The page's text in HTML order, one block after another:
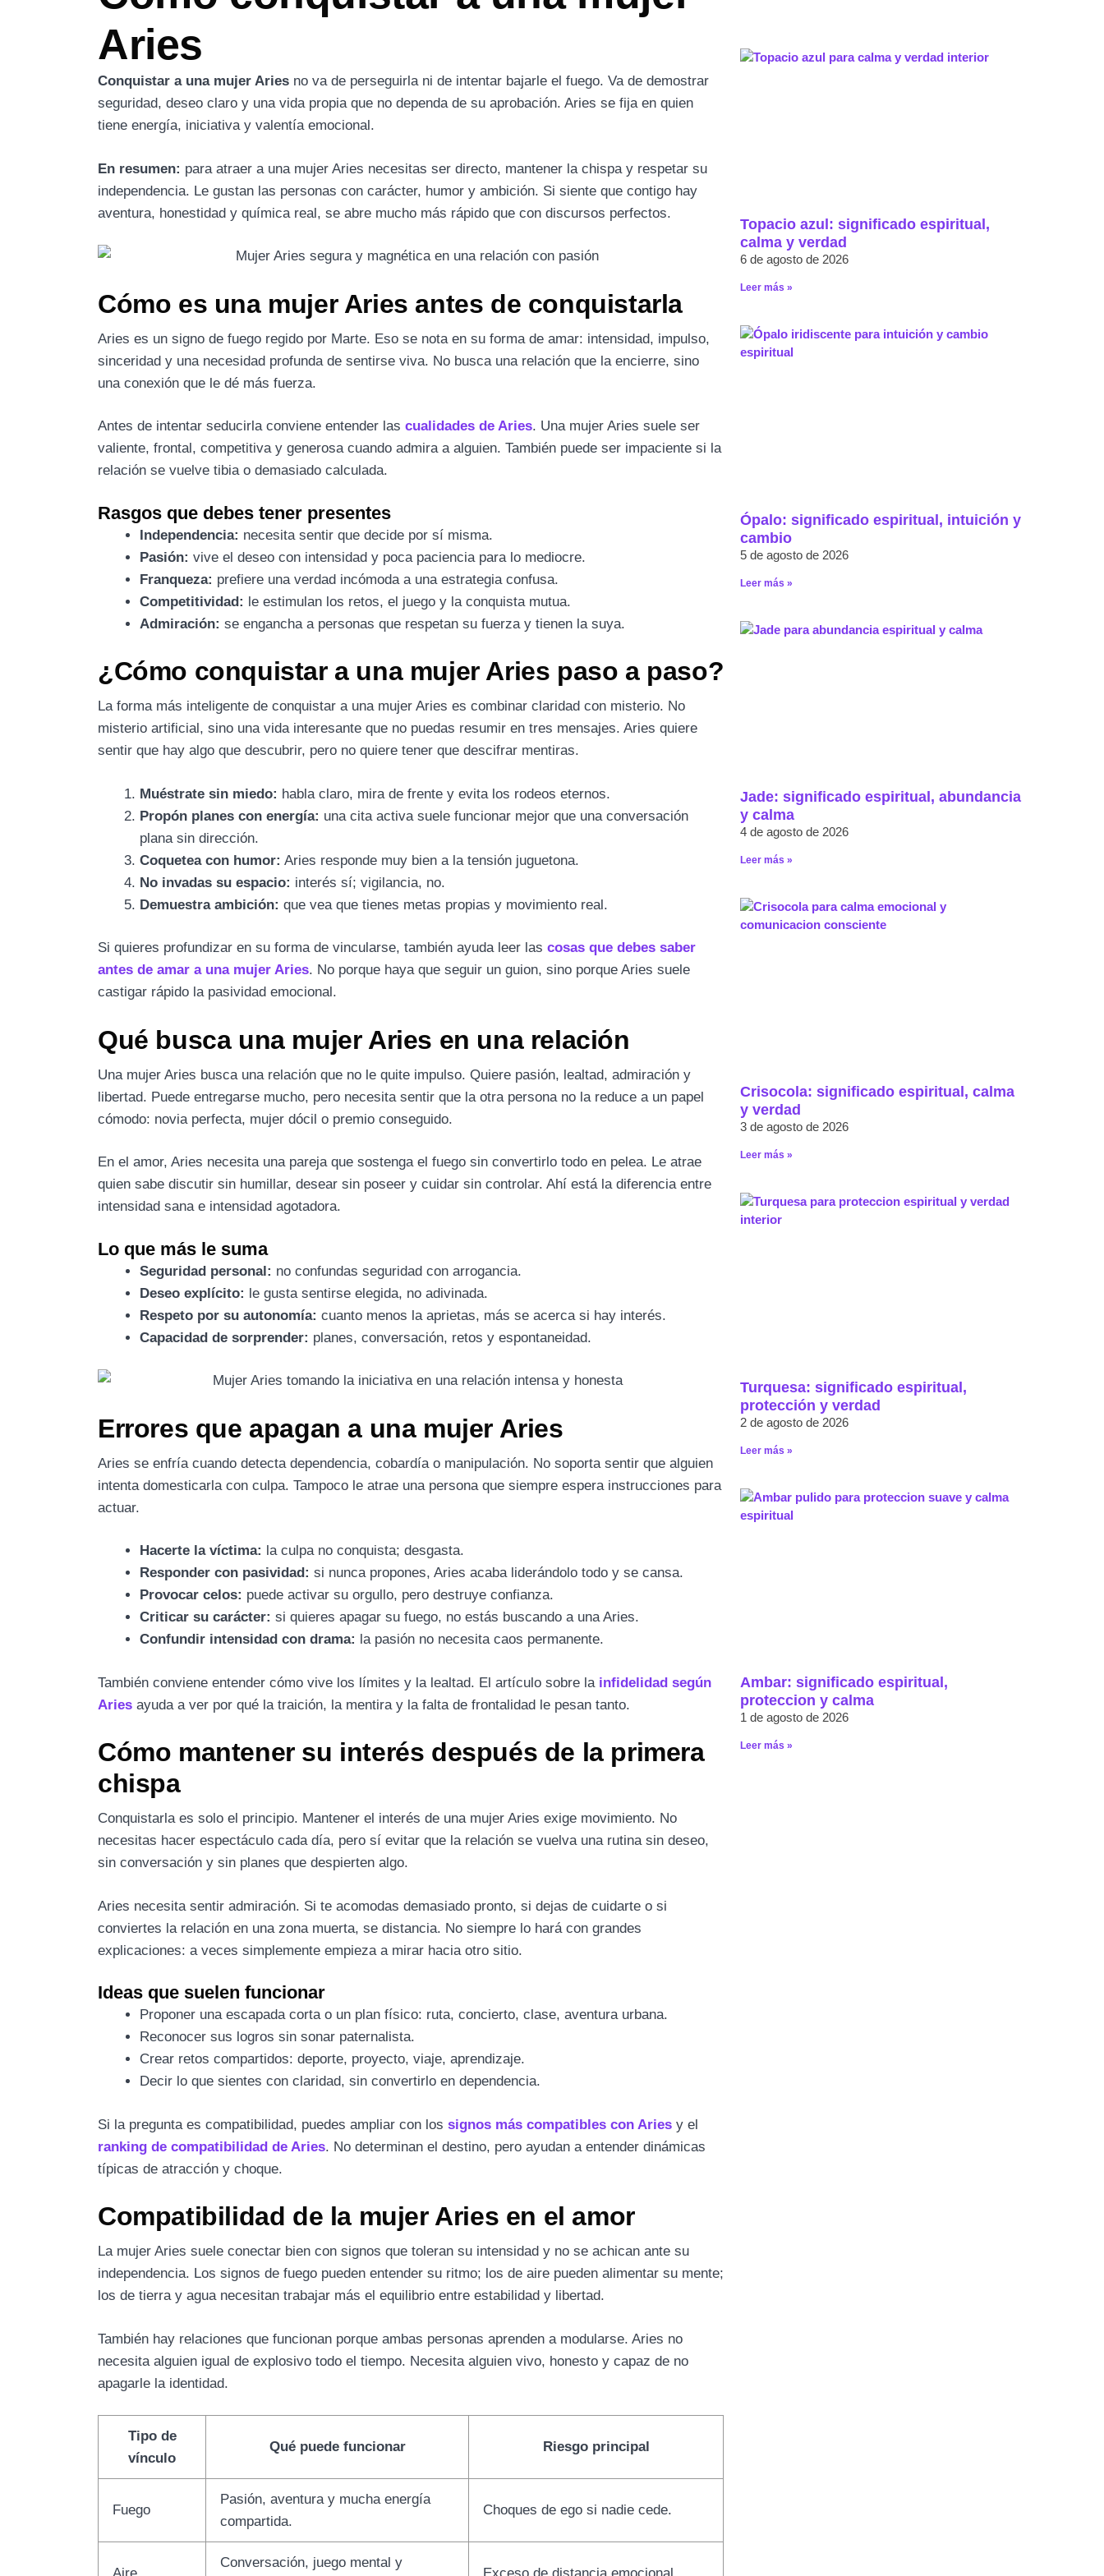
Aries
Conquistar a una mujer Aries no va de perseguirla ni de intentar bajarle el fuego. Va de demostrar
seguridad, deseo claro y una vida propia que no dependa de su aprobación. Aries se fija en quien
tiene energía, iniciativa y valentía emocional.
En resumen: para atraer a una mujer Aries necesitas ser directo, mantener la chispa y respetar su
independencia. Le gustan las personas con carácter, humor y ambición. Si siente que contigo hay
aventura, honestidad y química real, se abre mucho más rápido que con discursos perfectos.
Cómo es una mujer Aries antes de conquistarla
Aries es un signo de fuego regido por Marte. Eso se nota en su forma de amar: intensidad, impulso,
sinceridad y una necesidad profunda de sentirse viva. No busca una relación que la encierre, sino
una conexión que le dé más fuerza.
Antes de intentar seducirla conviene entender lascualidades de Aries. Una mujer Aries suele ser
valiente, frontal, competitiva y generosa cuando admira a alguien. También puede ser impaciente si la
relación se vuelve tibia o demasiado calculada.
Rasgos que debes tener presentes
Independencia: necesita sentir que decide por sí misma.
Pasión: vive el deseo con intensidad y poca paciencia para lo mediocre.
Franqueza: prefiere una verdad incómoda a una estrategia confusa.
Competitividad: le estimulan los retos, el juego y la conquista mutua.
Admiración: se engancha a personas que respetan su fuerza y tienen la suya.
¿Cómo conquistar a una mujer Aries paso a paso?
La forma más inteligente de conquistar a una mujer Aries es combinar claridad con misterio. No
misterio artificial, sino una vida interesante que no puedas resumir en tres mensajes. Aries quiere
sentir que hay algo que descubrir, pero no quiere tener que descifrar mentiras.
Muéstrate sin miedo: habla claro, mira de frente y evita los rodeos eternos.
Propón planes con energía: una cita activa suele funcionar mejor que una conversación
plana sin dirección.
Coquetea con humor: Aries responde muy bien a la tensión juguetona.
No invadas su espacio: interés sí; vigilancia, no.
Demuestra ambición: que vea que tienes metas propias y movimiento real.
Si quieres profundizar en su forma de vincularse, también ayuda leer lascosas que debes saber
antes de amar a una mujer Aries. No porque haya que seguir un guion, sino porque Aries suele
castigar rápido la pasividad emocional.
Qué busca una mujer Aries en una relación
Una mujer Aries busca una relación que no le quite impulso. Quiere pasión, lealtad, admiración y
libertad. Puede entregarse mucho, pero necesita sentir que la otra persona no la reduce a un papel
cómodo: novia perfecta, mujer dócil o premio conseguido.
En el amor, Aries necesita una pareja que sostenga el fuego sin convertirlo todo en pelea. Le atrae
quien sabe discutir sin humillar, desear sin poseer y cuidar sin controlar. Ahí está la diferencia entre
intensidad sana e intensidad agotadora.
Lo que más le suma
Seguridad personal: no confundas seguridad con arrogancia.
Deseo explícito: le gusta sentirse elegida, no adivinada.
Respeto por su autonomía: cuanto menos la aprietas, más se acerca si hay interés.
Capacidad de sorprender: planes, conversación, retos y espontaneidad.
Errores que apagan a una mujer Aries
Aries se enfría cuando detecta dependencia, cobardía o manipulación. No soporta sentir que alguien
intenta domesticarla con culpa. Tampoco le atrae una persona que siempre espera instrucciones para
actuar.
Hacerte la víctima: la culpa no conquista; desgasta.
Responder con pasividad: si nunca propones, Aries acaba liderándolo todo y se cansa.
Provocar celos: puede activar su orgullo, pero destruye confianza.
Criticar su carácter: si quieres apagar su fuego, no estás buscando a una Aries.
Confundir intensidad con drama: la pasión no necesita caos permanente.
También conviene entender cómo vive los límites y la lealtad. El artículo sobre la infidelidad según
Aries ayuda a ver por qué la traición, la mentira y la falta de frontalidad le pesan tanto.
Cómo mantener su interés después de la primera
chispa
Conquistarla es solo el principio. Mantener el interés de una mujer Aries exige movimiento. No
necesitas hacer espectáculo cada día, pero sí evitar que la relación se vuelva una rutina sin deseo,
sin conversación y sin planes que despierten algo.
Aries necesita sentir admiración. Si te acomodas demasiado pronto, si dejas de cuidarte o si
conviertes la relación en una zona muerta, se distancia. No siempre lo hará con grandes
explicaciones: a veces simplemente empieza a mirar hacia otro sitio.
Ideas que suelen funcionar
Proponer una escapada corta o un plan físico: ruta, concierto, clase, aventura urbana.
Reconocer sus logros sin sonar paternalista.
Crear retos compartidos: deporte, proyecto, viaje, aprendizaje.
Decir lo que sientes con claridad, sin convertirlo en dependencia.
Si la pregunta es compatibilidad, puedes ampliar con lossignos más compatibles con Aries y el
ranking de compatibilidad de Aries. No determinan el destino, pero ayudan a entender dinámicas
típicas de atracción y choque.
Compatibilidad de la mujer Aries en el amor
La mujer Aries suele conectar bien con signos que toleran su intensidad y no se achican ante su
independencia. Los signos de fuego pueden entender su ritmo; los de aire pueden alimentar su mente;
los de tierra y agua necesitan trabajar más el equilibrio entre estabilidad y libertad.
También hay relaciones que funcionan porque ambas personas aprenden a modularse. Aries no
necesita alguien igual de explosivo todo el tiempo. Necesita alguien vivo, honesto y capaz de no
apagarle la identidad.
Tipo de
vínculo
Qué puede funcionar Riesgo principal
Fuego
Pasión, aventura y mucha energía
compartida.
Choques de ego si nadie cede.
Conversación, juego mental y
Topacio azul: significado espiritual,
calma y verdad
6 de agosto de 2026
Leer más »
Ópalo: significado espiritual, intuición y
cambio
5 de agosto de 2026
Leer más »
Jade: significado espiritual, abundancia
y calma
4 de agosto de 2026
Leer más »
Crisocola: significado espiritual, calma
y verdad
3 de agosto de 2026
Leer más »
Turquesa: significado espiritual,
protección y verdad
2 de agosto de 2026
Leer más »
Ambar: significado espiritual,
proteccion y calma
1 de agosto de 2026
Leer más »